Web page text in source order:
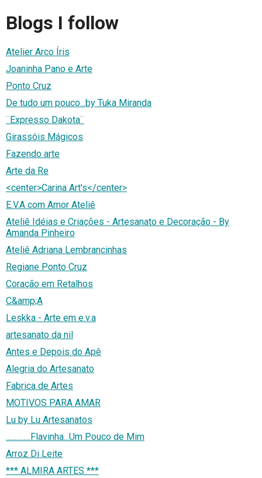
Blogs I follow
Atelier Arco Íris
Joaninha Pano e Arte
Ponto Cruz
De tudo um pouco...by Tuka Miranda
¨Expresso Dakota¨
Girassóis Mágicos
Fazendo arte
Arte da Re
<center>Carina Art's</center>
E.V.A com Amor Ateliê
Ateliê Idéias e Criações - Artesanato e Decoração - By
Amanda Pinheiro
Ateliê Adriana Lembrancinhas
Regiane Ponto Cruz
Coração em Retalhos
C&amp;A
Leskka - Arte em e.v.a
artesanato da nil
Antes e Depois do Apê
Alegria do Artesanato
Fabrica de Artes
MOTIVOS PARA AMAR
Lu by Lu Artesanatos
..............Flavinha...Um Pouco de Mim
Arroz Di Leite
*** ALMIRA ARTES ***